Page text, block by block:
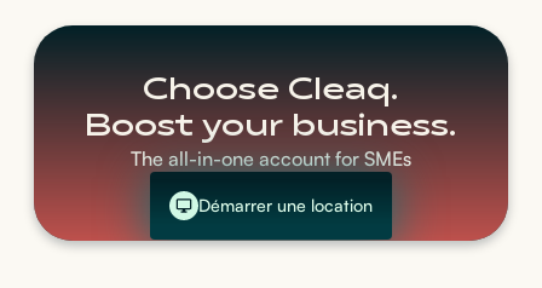
Choose Cleaq.
Boost your business.
The all-in-one account for SMEs
Démarrer une location